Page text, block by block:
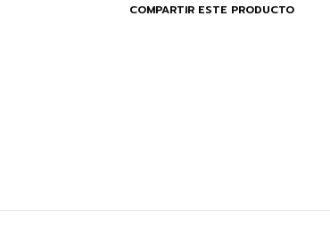
COMPARTIR ESTE PRODUCTO